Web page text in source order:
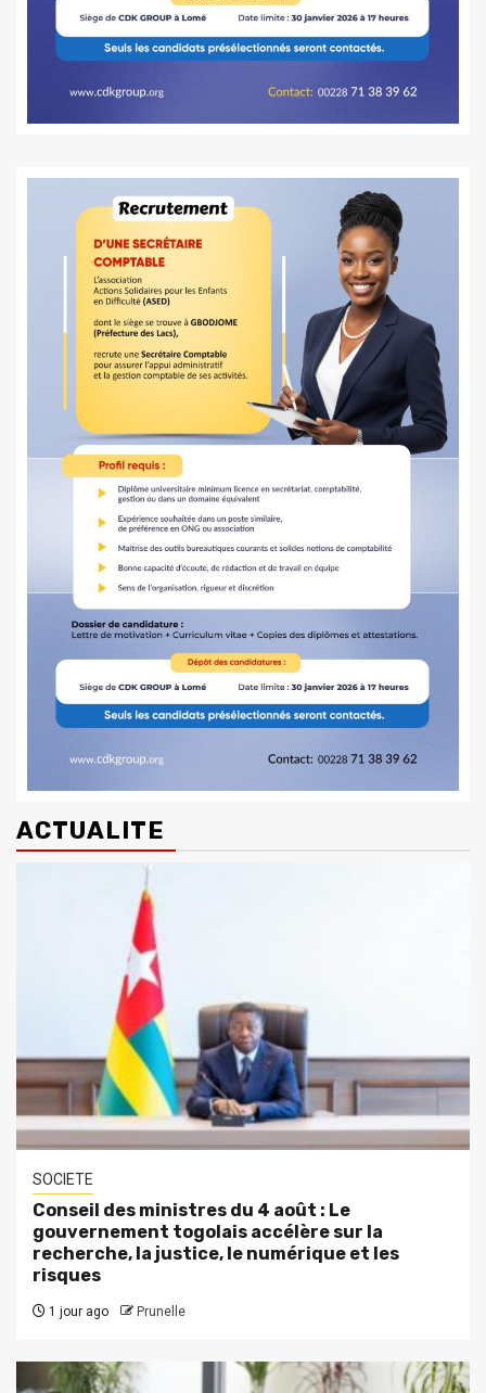
ACTUALITE
SOCIETE
Conseil des ministres du 4 août : Le
gouvernement togolais accélère sur la
recherche, la justice, le numérique et les
risques
1 jour ago Prunelle